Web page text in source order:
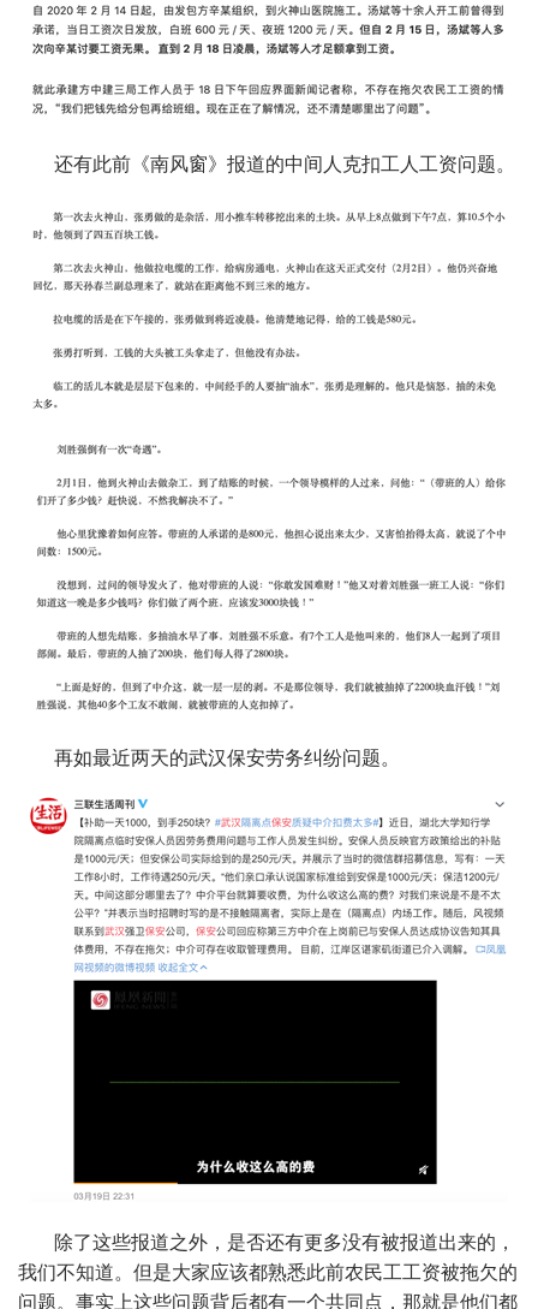
还有此前《南风窗》报道的中间人克扣工人工资问题。
再如最近两天的武汉保安劳务纠纷问题。
除了这些报道之外，是否还有更多没有被报道出来的，
我们不知道。但是大家应该都熟悉此前农民工工资被拖欠的
问题。事实上这些问题背后都有一个共同点，那就是他们都